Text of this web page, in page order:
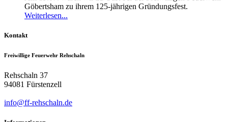
Göbertsham zu ihrem 125-jährigen Gründungsfest.
Weiterlesen...
Kontakt
Freiwillige Feuerwehr Rehschaln
Rehschaln 37
94081 Fürstenzell
info@ff-rehschaln.de